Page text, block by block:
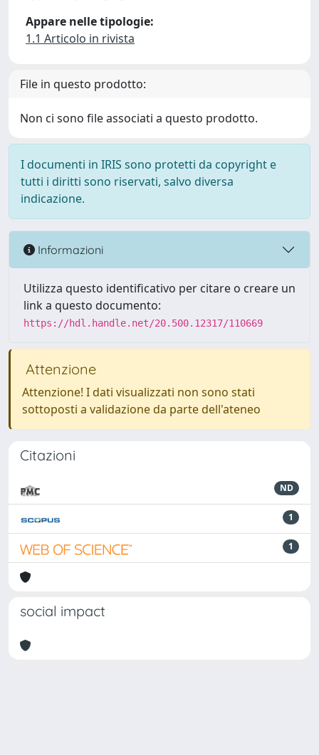
Appare nelle tipologie:
1.1 Articolo in rivista
File in questo prodotto:
Non ci sono file associati a questo prodotto.
I documenti in IRIS sono protetti da copyright e
tutti i diritti sono riservati, salvo diversa
indicazione.
Informazioni
Utilizza questo identificativo per citare o creare un
link a questo documento:
https://hdl.handle.net/20.500.12317/110669
Attenzione
Attenzione! I dati visualizzati non sono stati
sottoposti a validazione da parte dell'ateneo
Citazioni
ND
1
1
social impact